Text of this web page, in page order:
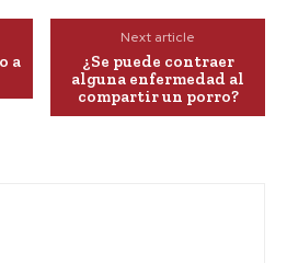
a
Next article
¿Se puede contraer
alguna enfermedad al
compartir un porro?